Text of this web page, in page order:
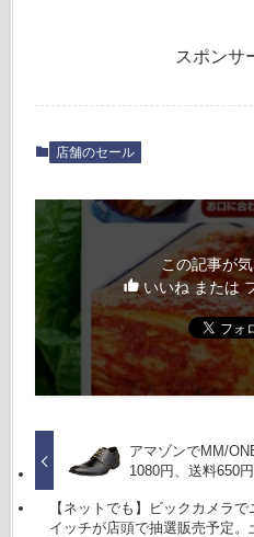
スポンサ
店舗のセール
この記事が
いいね または
アマゾンでMM/
1080円、送料650円
【ネットでも】ビックカメラ
イッチが店頭で抽選販売予定。